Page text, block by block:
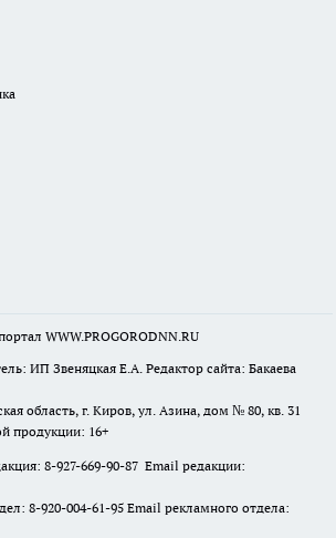
WWW.PROGORODNN.RU
ИП Звеняцкая Е.А. Редактор сайта: Бакаева
область, г. Киров, ул. Азина, дом № 80, кв. 31
продукции: 16+
8-927-669-90-87 Email редакции:
8-920-004-61-95 Email рекламного отдела: